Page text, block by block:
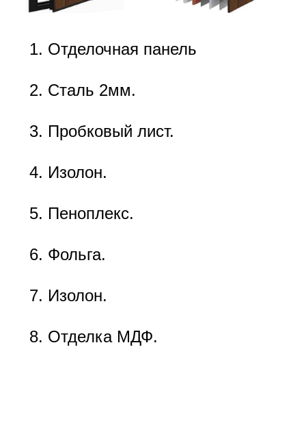
Отделочная панель
Сталь 2мм.
Пробковый лист.
Изолон.
Пеноплекс.
Фольга.
Изолон.
Отделка МДФ.